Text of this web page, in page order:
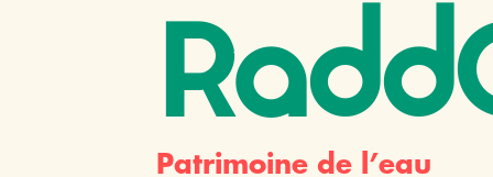
Patrimoine de l’eau